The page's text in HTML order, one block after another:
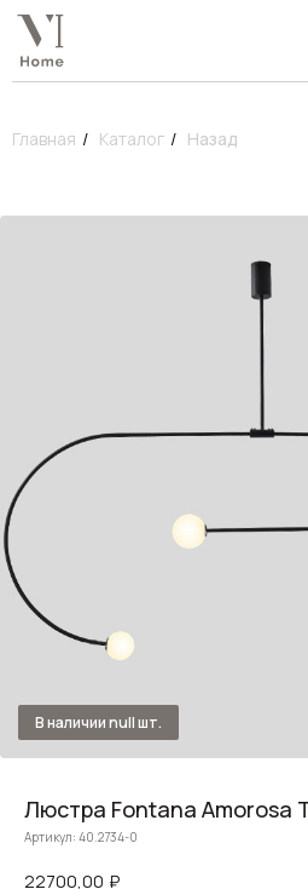
Главная / Каталог / Назад
Люстра Fontana Amorosa
Артикул: 40.2734-0
22700,00 ₽